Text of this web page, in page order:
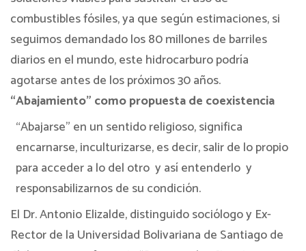
combustibles fósiles, ya que según estimaciones, si
seguimos demandado los 80 millones de barriles
diarios en el mundo, este hidrocarburo podría
agotarse antes de los próximos 30 años.
“Abajamiento” como propuesta de coexistencia
“Abajarse” en un sentido religioso, significa
encarnarse, inculturizarse, es decir, salir de lo propio
para acceder a lo del otro y así entenderlo y
responsabilizarnos de su condición.
El Dr. Antonio Elizalde, distinguido sociólogo y Ex-
Rector de la Universidad Bolivariana de Santiago de